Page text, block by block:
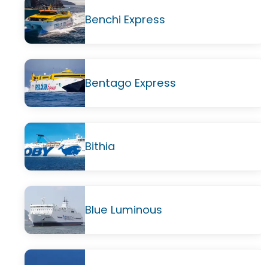
Benchi Express
Bentago Express
Bithia
Blue Luminous